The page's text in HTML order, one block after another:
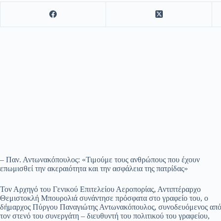
– Παν. Αντωνακόπουλος: «Τιμούμε τους ανθρώπους που έχουν
επωμισθεί την ακεραιότητα και την ασφάλεια της πατρίδας»
Τον Αρχηγό του Γενικού Επιτελείου Αεροπορίας, Αντιπτέραρχο
Θεμιστοκλή Μπουρολιά συνάντησε πρόσφατα στο γραφείο του, ο
δήμαρχος Πύργου Παναγιώτης Αντωνακόπουλος, συνοδευόμενος από
τον στενό του συνεργάτη – διευθυντή του πολιτικού του γραφείου,